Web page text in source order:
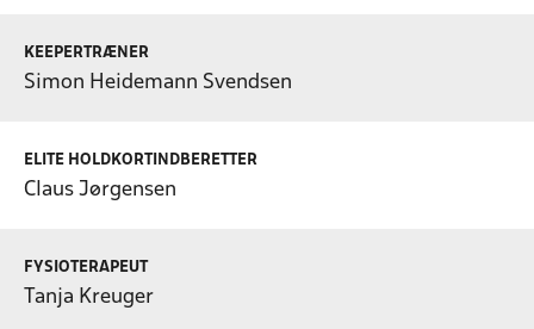
KEEPERTRÆNER
Simon Heidemann Svendsen
ELITE HOLDKORTINDBERETTER
Claus Jørgensen
FYSIOTERAPEUT
Tanja Kreuger